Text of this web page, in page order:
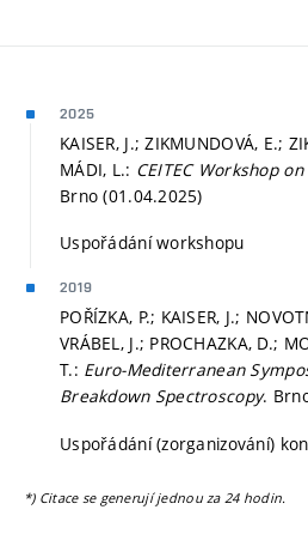
2025
KAISER, J.; ZIKMUNDOVÁ, E.;
MÁDI, L.: CEITEC Workshop
Brno (01.04.2025)
Uspořádání workshopu
2019
POŘÍZKA, P.; KAISER, J.;
VRÁBEL, J.; PROCHAZKA, D.;
T.: Euro-Mediterranean
Breakdown Spectroscopy.
Uspořádání (zorganizování)
*) Citace se generují jednou za 24 hodin.